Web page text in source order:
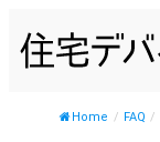
容
Home / FAQ /